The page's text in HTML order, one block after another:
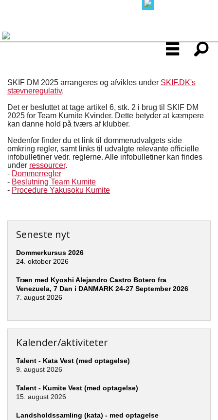
SKIF DM 2025 arrangeres og afvikles under SKIF.DK's
stævneregulativ.
Det er besluttet at tage artikel 6, stk. 2 i brug til SKIF DM
2025 for Team Kumite Kvinder. Dette betyder at kæmpere
kan danne hold på tværs af klubber.
Nedenfor finder du et link til dommerudvalgets side
omkring regler, samt links til udvalgte relevante officielle
infobulletiner vedr. reglerne. Alle infobulletiner kan findes
under ressourcer.
- Dommerregler
- Beslutning Team Kumite
- Procedure Yakusoku Kumite
Seneste nyt
Dommerkursus 2026
24. oktober 2026
Træn med Kyoshi Alejandro Castro Botero fra
Venezuela, 7 Dan i DANMARK 24-27 September 2026
7. august 2026
Kalender/aktiviteter
Talent - Kata Vest (med optagelse)
9. august 2026
Talent - Kumite Vest (med optagelse)
15. august 2026
Landsholdssamling (kata) - med optagelse